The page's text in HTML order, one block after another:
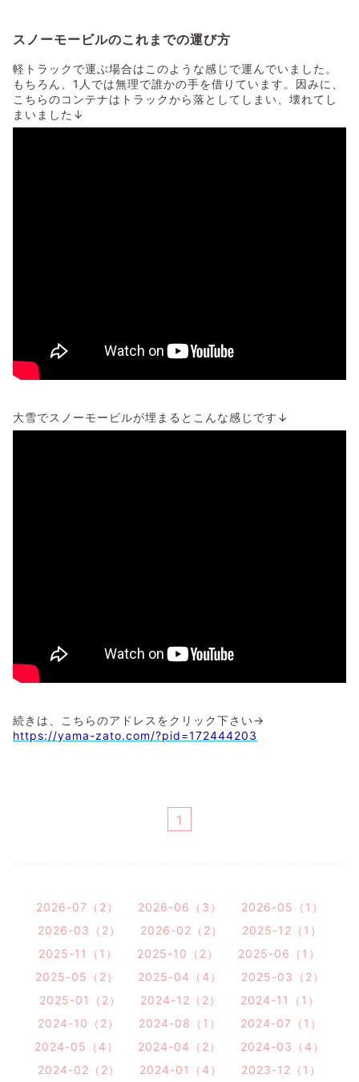
スノーモービルのこれまでの運び方
軽トラックで運ぶ場合はこのような感じで運んでいました。
もちろん、1人では無理で誰かの手を借りています。因みに、
こちらのコンテナはトラックから落としてしまい、壊れてし
まいました↓
大雪でスノーモービルが埋まるとこんな感じです↓
続きは、こちらのアドレスをクリック下さい→
https://yama-zato.com/?pid=172444203
1
2026-07（2） 2026-06（3）
2026-05（1）
2026-03（2）
2026-02（2）
2025-12（1）
2025-11（1）
2025-10（2）
2025-06（1）
2025-05（2）
2025-04（4）
2025-03（2）
2025-01（2）
2024-12（2）
2024-11（1）
2024-10（2）
2024-08（1）
2024-07（1）
2024-05（4）
2024-04（2）
2024-03（4）
2024-02（2）
2024-01（4）
2023-12（1）